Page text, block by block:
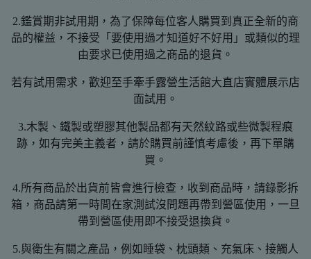
2.鑑賞期非試用期，為了保障每位客人購買到真正全新的商
品的權益，不接受「要使用過才知道好不好用」或類似的理
由要求已使用過之商品的退貨。
若有試用需求，歡迎至手牽手露營生活館大直店實體展示店
面試用。
3.木製、鐵製或塑膠其他製品都有天然紋路或些微製程痕
跡，如有完美主義者，請於購買前謹慎考慮後，再下單購
買。
4.所有商品於出貨前皆會進行檢查，收到商品時，請錄影拆
箱，商品請第一時間在家測試沒問題再帶到營區使用，一旦
帶到營區使用即不接受退換貨。
5.與衛生有關之產品，例如睡袋、枕頭類、充氣床、接觸人